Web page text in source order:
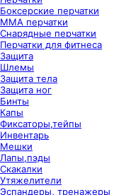
Боксерские перчатки
ММА перчатки
Снарядные перчатки
Перчатки для фитнеса
Защита
Шлемы
Защита тела
Защита ног
Бинты
Капы
Фиксаторы,тейпы
Инвентарь
Мешки
Лапы,пэды
Скакалки
Утяжелители
Эспандеры, тренажеры